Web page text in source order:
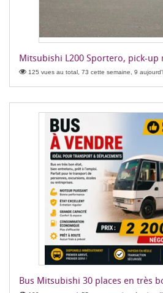
Mitsubishi L200 Sportero, pick-
125 vues au total, 73 cette semaine, 9
Bus Mitsubishi 30 places en très